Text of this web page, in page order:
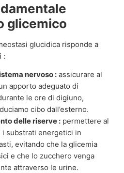
glicemico
glucidica risponde a
:
nervoso : assicurare al
apporto adeguato di
le ore di digiuno,
cibo dall’esterno.
delle riserve : permettere al
substrati energetici in
evitando che la glicemia
e che lo zucchero venga
attraverso le urine.